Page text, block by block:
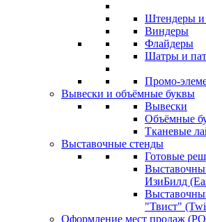
Штендеры и
Виндеры
Флайдеры
Шатры и
Промо-
Вывески и объёмные буквы
Вывески
Объёмные
Тканевые
Выставочные стенды
Готовые
ИзиБилд
"Твист"
Оформление мест продаж